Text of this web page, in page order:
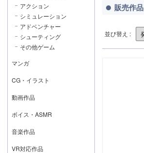
販売作品
並び替え :
アクション
シミュレーション
アドベンチャー
シューティング
その他ゲーム
マンガ
CG・イラスト
動画作品
ボイス・ASMR
音楽作品
VR対応作品